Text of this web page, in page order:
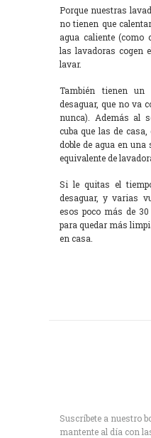
Porque nuestras
no tienen que
agua caliente (como
las lavadoras cogen
lavar.
También tienen
desaguar, que no va
nunca). Además al
cuba que las de
doble de agua en
equivalente de
Si le quitas el
desaguar, y varias
esos poco más de
para quedar más
en casa.
Suscríbete a nuestro
mantente al día con